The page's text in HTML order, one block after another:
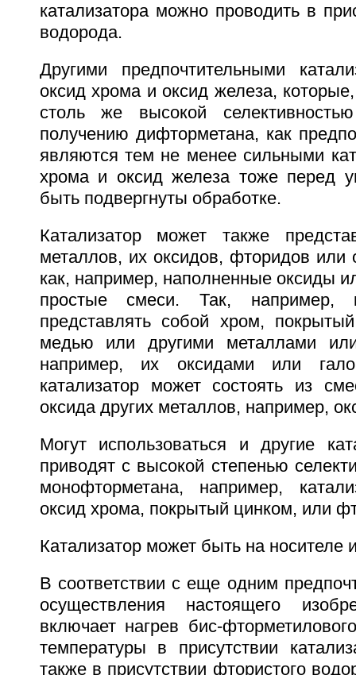
катализатора можно проводить в
водорода.
Другими предпочтительными
оксид хрома и оксид железа,
столь же высокой
получению дифторметана, как
являются тем не менее сильными
хрома и оксид железа тоже перед
быть подвергнуты обработке.
Катализатор может также
металлов, их оксидов, фторидов или
как, например, наполненные оксиды
простые смеси. Так, например,
представлять собой хром,
медью или другими металлами
например, их оксидами или
катализатор может состоять из
оксида других металлов, например,
Могут использоваться и другие
приводят с высокой степенью
монофторметана, например,
оксид хрома, покрытый цинком, или
Катализатор может быть на носителе
В соответствии с еще одним
осуществления настоящего
включает нагрев бис-
температуры в присутствии
также в присутствии фтористого